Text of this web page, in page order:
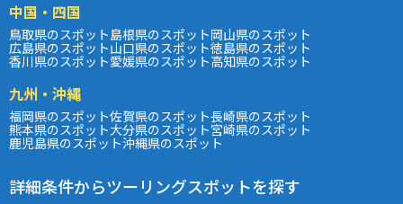
中国・四国
鳥取県のスポット島根県のスポット岡山県のスポット
広島県のスポット山口県のスポット徳島県のスポット
香川県のスポット愛媛県のスポット高知県のスポット
九州・沖縄
福岡県のスポット佐賀県のスポット長崎県のスポット
熊本県のスポット大分県のスポット宮崎県のスポット
鹿児島県のスポット沖縄県のスポット
詳細条件からツーリングスポットを探す